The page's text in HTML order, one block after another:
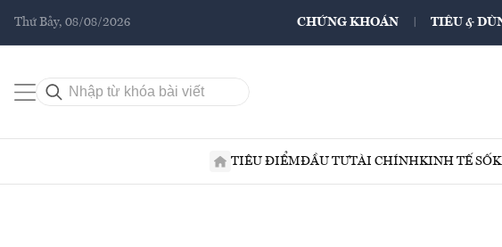
Thứ Bảy, 08/08/2026 CHỨNG KHOÁN TIÊU &
TIÊU ĐIỂMĐẦU TƯTÀI CHÍNHKINH TẾ SỐ